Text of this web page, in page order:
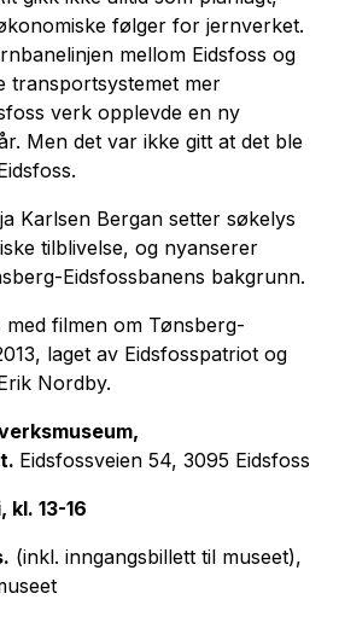
følger for jernverket.
mellom Eidsfoss og
transportsystemet mer
verk opplevde en ny
Men det var ikke gitt at det ble
Karlsen Bergan setter søkelys
tilblivelse, og nyanserer
Eidsfossbanens bakgrunn.
med filmen om Tønsberg-
laget av Eidsfosspatriot og
Nordby.
Eidsfossveien 54, 3095 Eidsfoss
kl. 13-16
(inkl. inngangsbillett til museet),